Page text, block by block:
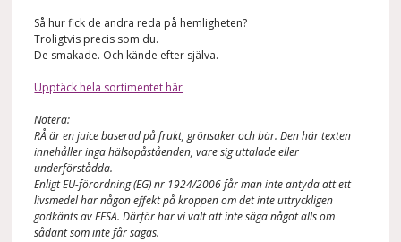
Så hur fick de andra reda på hemligheten?
Troligtvis precis som du.
De smakade. Och kände efter själva.
Upptäck hela sortimentet här
Notera:
RÅ är en juice baserad på frukt, grönsaker och bär. Den här texten
innehåller inga hälsopåståenden, vare sig uttalade eller
underförstådda.
Enligt EU-förordning (EG) nr 1924/2006 får man inte antyda att ett
livsmedel har någon effekt på kroppen om det inte uttryckligen
godkänts av EFSA. Därför har vi valt att inte säga något alls om
sådant som inte får sägas.